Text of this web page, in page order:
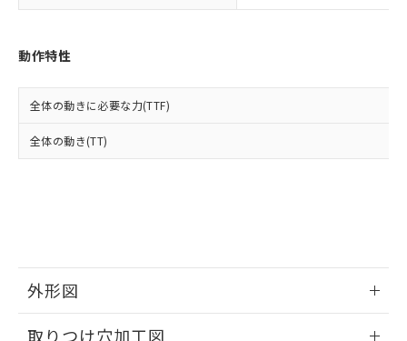
動作特性
全体の動きに必要な力(TTF)
全体の動き(TT)
外形図
取りつけ穴加工図
EU RoHS指令（10物質）の非含有証明書
ものではありません。
また、RoHS指令のフタル酸エステル類４
荷製品に未対応品が混在することから備考